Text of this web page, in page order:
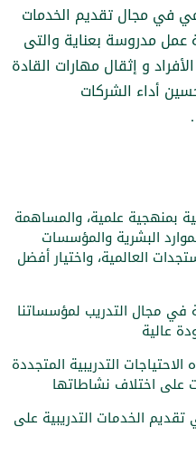
في مجال تقديم الخدمات
عمل مدروسة بعناية والتى
و إثقال مهارات القادة
أداء الشركات
بمنهجية علمية، والمساهمة
البشرية والمؤسسات
العالمية، واختيار أفضل
في مجال التدريب لمؤسساتنا
عالية
التدريبية المتجددة
على اختلاف نشاطاتها
تقديم الخدمات التدريبية على